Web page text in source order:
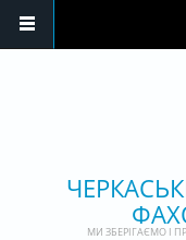
МИ ЗБЕРІГАЄМО І